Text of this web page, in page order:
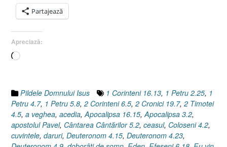
Partajează
Apreciază:
Încarc...
Pildele Domnului Isus 1 Corinteni 16.13, 1 Petru 2.25, 1
Petru 4.7, 1 Petru 5.8, 2 Corinteni 6.5, 2 Cronici 19.7, 2 Timotei
4.5, a veghea, acedia, Apocalipsa 16.15, Apocalipsa 3.2,
apostolul Pavel, Cântarea Cântărilor 5.2, ceasul, Coloseni 4.2,
cuvintele, daruri, Deuteronom 4.15, Deuteronom 4.23,